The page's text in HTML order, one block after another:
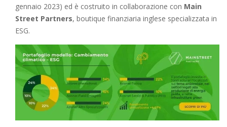
gennaio 2023) ed è costruito in collaborazione con Main
Street Partners, boutique finanziaria inglese specializzata in
ESG.